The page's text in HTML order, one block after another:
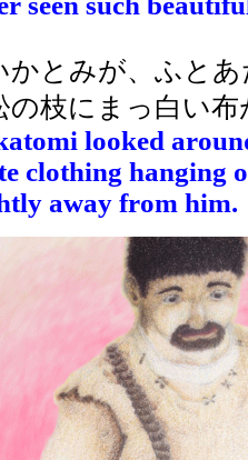
とみが、ふとあ
の枝にまっ白い
looked
clothing hanging
away from him.